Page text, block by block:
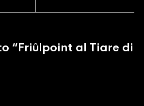
“Friûlpoint al Tiare di